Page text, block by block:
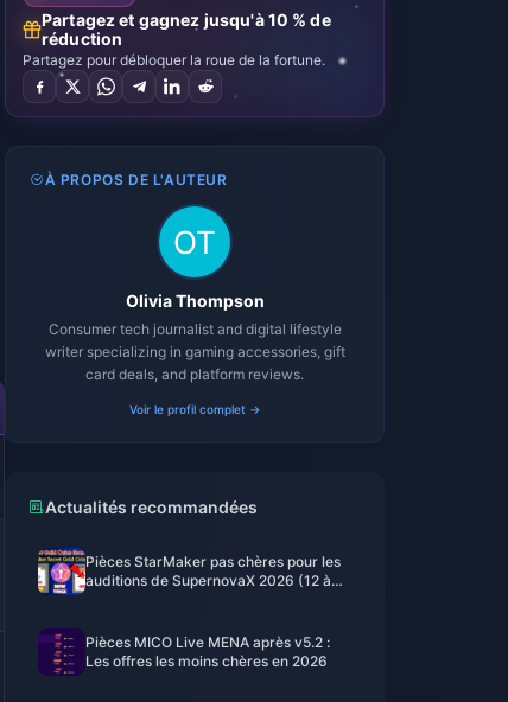
Partagez et gagnez jusqu'à 10 % de
réduction
Partagez pour débloquer la roue de la fortune.
À PROPOS DE L'AUTEUR
Olivia Thompson
Consumer tech journalist and digital lifestyle
writer specializing in gaming accessories, gift
card deals, and platform reviews.
Voir le profil complet →
Actualités recommandées
Pièces StarMaker pas chères pour les
auditions de SupernovaX 2026 (12 à
Pièces MICO Live MENA après v5.2 :
Les offres les moins chères en 2026